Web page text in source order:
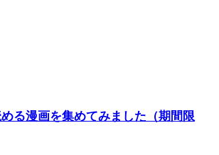
る漫画を集めてみました（期間限